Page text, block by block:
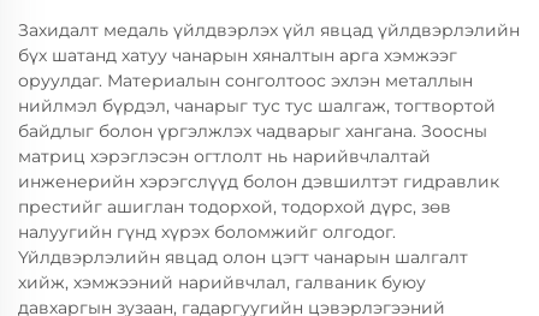
Захидалт медаль үйлдвэрлэх үйл явцад үйлдвэрлэлийн
бүх шатанд хатуу чанарын хяналтын арга хэмжээг
оруулдаг. Материалын сонголтоос эхлэн металлын
нийлмэл бүрдэл, чанарыг тус тус шалгаж, тогтвортой
байдлыг болон үргэлжлэх чадварыг хангана. Зоосны
матриц хэрэглэсэн огтлолт нь нарийвчлалтай
инженерийн хэрэгслүүд болон дэвшилтэт гидравлик
престийг ашиглан тодорхой, тодорхой дүрс, зөв
налуугийн гүнд хүрэх боломжийг олгодог.
Үйлдвэрлэлийн явцад олон цэгт чанарын шалгалт
хийж, хэмжээний нарийвчлал, галваник буюу
давхаргын зузаан, гадаргуугийн цэвэрлэгээний